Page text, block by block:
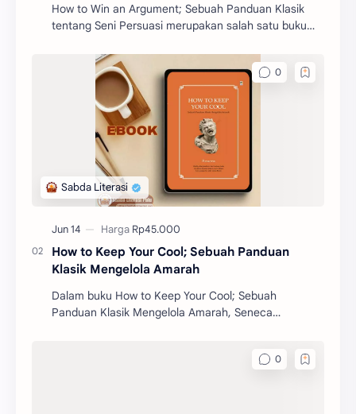
How to Win an Argument; Sebuah Panduan Klasik
tentang Seni Persuasi merupakan salah satu buku
How to Keep Your Cool; Sebuah Panduan
Klasik Mengelola Amarah
Dalam buku How to Keep Your Cool; Sebuah
Panduan Klasik Mengelola Amarah, Seneca